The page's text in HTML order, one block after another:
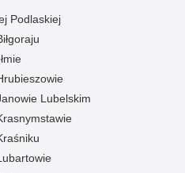
Podlaskiej
Lubelskim